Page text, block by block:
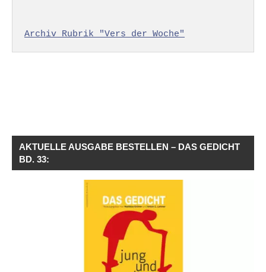
Archiv Rubrik "Vers der Woche"
AKTUELLE AUSGABE BESTELLEN – DAS GEDICHT
BD. 33: